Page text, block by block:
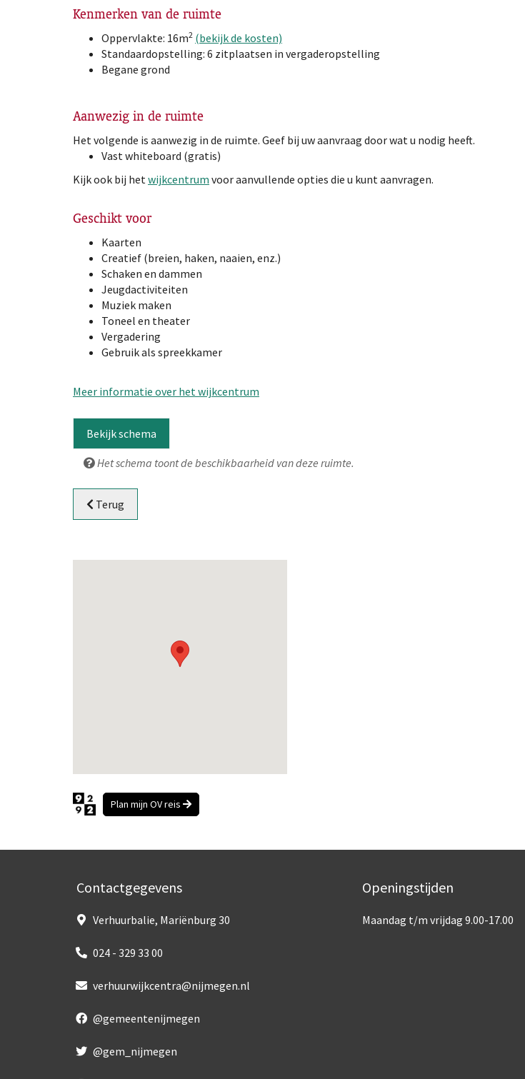
Kenmerken van de ruimte
Oppervlakte: 16m2 (bekijk de kosten)
Standaardopstelling: 6 zitplaatsen in vergaderopstelling
Begane grond
Aanwezig in de ruimte
Het volgende is aanwezig in de ruimte. Geef bij uw aanvraag door wat u nodig heeft.
Vast whiteboard (gratis)
Kijk ook bij hetwijkcentrum voor aanvullende opties die u kunt aanvragen.
Geschikt voor
Kaarten
Creatief (breien, haken, naaien, enz.)
Schaken en dammen
Jeugdactiviteiten
Muziek maken
Toneel en theater
Vergadering
Gebruik als spreekkamer
Meer informatie over het wijkcentrum
Bekijk schema
Het schema toont de beschikbaarheid van deze ruimte.
Terug
Plan mijn OV reis
Contactgegevens
Verhuurbalie, Mariënburg 30
024 - 329 33 00
verhuurwijkcentra@nijmegen.nl
@gemeentenijmegen
@gem_nijmegen
Openingstijden
Maandag t/m vrijdag 9.00-17.00